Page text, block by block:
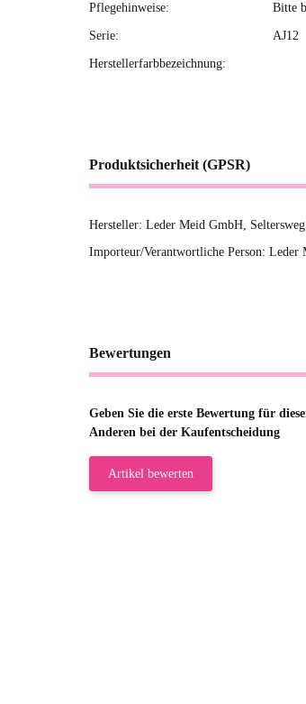
Pflegehinweise: Bitte
Serie: AJ12
Herstellerfarbbezeichnung:
Produktsicherheit (GPSR)
Hersteller: Leder Meid GmbH,
Importeur/Verantwortliche Person: Leder
Bewertungen
Geben Sie die erste Bewertung für
Anderen bei der Kaufentscheidung
Artikel bewerten